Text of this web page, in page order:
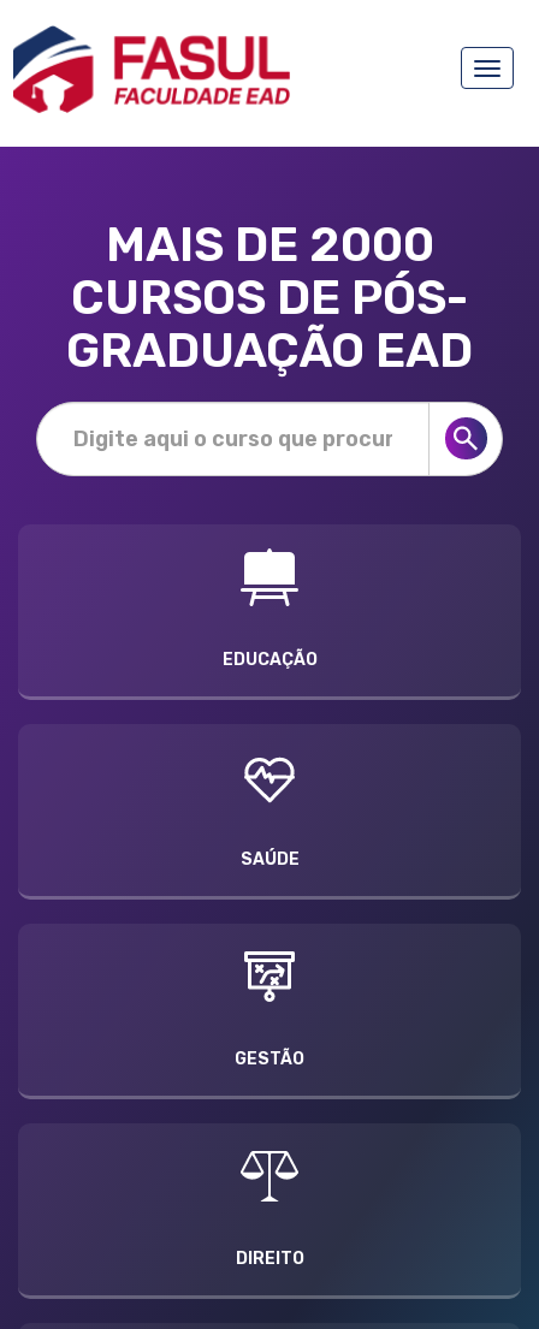
Toggle
MAIS DE 2000
CURSOS DE PÓS-
GRADUAÇÃO EAD
EDUCAÇÃO
SAÚDE
GESTÃO
DIREITO